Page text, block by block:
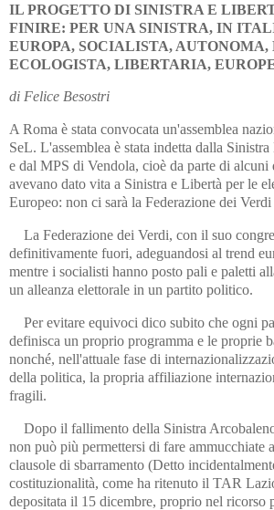
IL PROGETTO DI SINISTRA E
FINIRE: PER UNA SINISTRA, IN
EUROPA, SOCIALISTA,
ECOLOGISTA, LIBERTARIA,
di Felice Besostri
A Roma è stata convocata un'assemblea
SeL. L'assemblea è stata indetta dalla
e dal MPS di Vendola, cioè da parte di alcuni
avevano dato vita a Sinistra e Libertà per le
Europeo: non ci sarà la Federazione dei
La Federazione dei Verdi, con il suo
definitivamente fuori, adeguandosi al trend
mentre i socialisti hanno posto pali e paletti
un alleanza elettorale in un partito politico.
Per evitare equivoci dico subito che ogni
definisca un proprio programma e le proprie
nonché, nell'attuale fase di
della politica, la propria affiliazione
fragili.
Dopo il fallimento della Sinistra
non può più permettersi di fare ammucchiate
clausole di sbarramento (Detto
costituzionalità, come ha ritenuto il TAR
depositata il 15 dicembre, proprio nel ricorso